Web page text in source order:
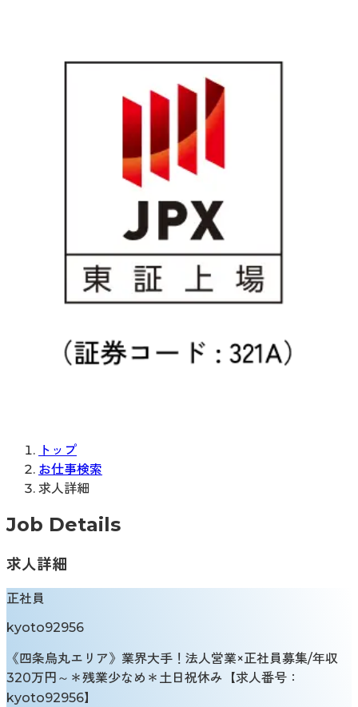
トップ
お仕事検索
求人詳細
Job Details
求人詳細
正社員
kyoto92956
《四条烏丸エリア》業界大手！法人営業×正社員募集/年収
320万円～＊残業少なめ＊土日祝休み【求人番号：
kyoto92956】